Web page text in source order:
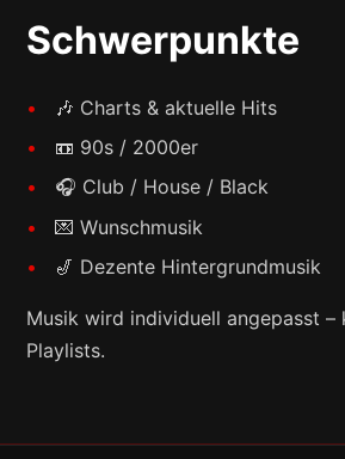
Schwerpunkte
🎶 Charts & aktuelle Hits
📼 90s / 2000er
🎧 Club / House / Black
💌 Wunschmusik
🎷 Dezente Hintergrundmusik
Musik wird individuell angepasst –
Playlists.